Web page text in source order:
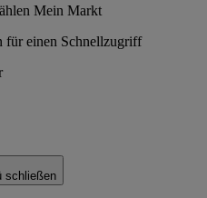
Mein Markt
für einen Schnellzugriff
schließen